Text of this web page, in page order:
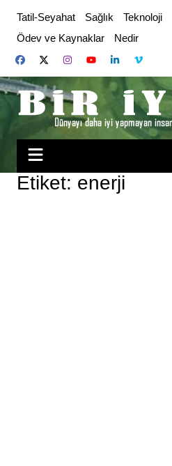
content
Tatil-Seyahat Sağlık Teknoloji
Ödev ve Kaynaklar
Nedir
Etiket: enerji